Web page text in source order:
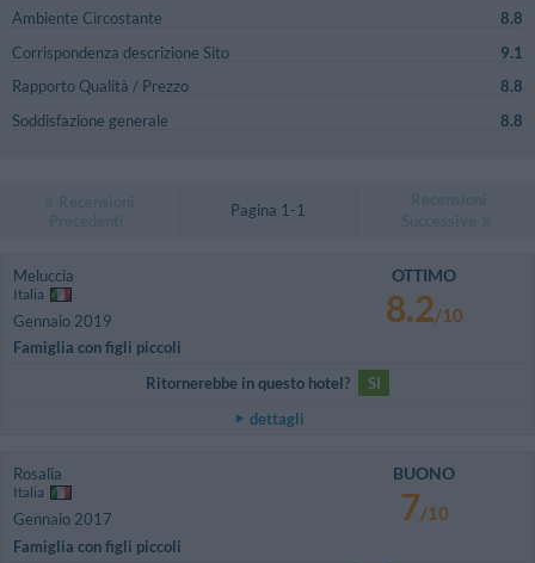
Ambiente Circostante
8.8
Corrispondenza descrizione Sito
9.1
Rapporto Qualità / Prezzo
8.8
Soddisfazione generale
8.8
Pagina 1-1
Meluccia
Italia
Gennaio 2019
Famiglia con figli piccoli
OTTIMO
8.2/10
Ritornerebbe in questo hotel?
SI
dettagli
Rosalia
Italia
Gennaio 2017
Famiglia con figli piccoli
BUONO
7/10